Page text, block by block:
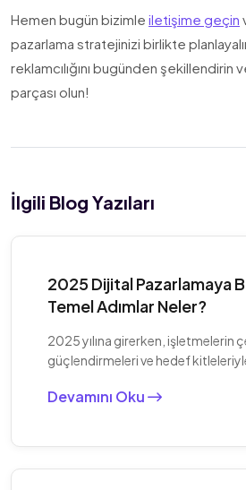
Hemen bugün bizimle iletişime geçin
pazarlama stratejinizi birlikte
reklamcılığını bugünden şekillendirin
parçası olun!
İlgili Blog Yazıları
2025 Dijital Pazarlamaya
Temel Adımlar Neler?
2025 yılına girerken, işletmelerin
güçlendirmeleri ve hedef
Devamını Oku